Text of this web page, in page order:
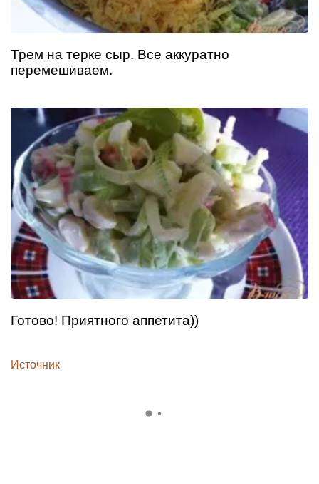
Трем на терке сыр. Все аккуратно
перемешиваем.
Готово! Приятного аппетита))
Источник